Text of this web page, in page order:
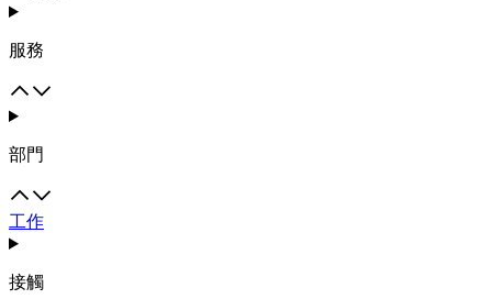
服務
部門
工作
接觸